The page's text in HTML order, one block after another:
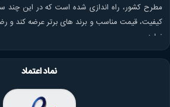
مطرح کشور، راه اندازی شده است که در این چند
کیفیت، قیمت مناسب و برند های برتر عرضه کند و
نماید.
نماد اعتماد